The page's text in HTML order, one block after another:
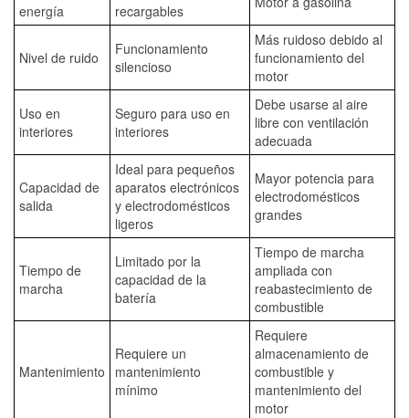
energía
recargables
Nivel de ruido
Funcionamiento
silencioso
Más ruidoso debido al
funcionamiento del
motor
Uso en
interiores
Seguro para uso en
interiores
Debe usarse al aire
libre con ventilación
adecuada
Capacidad de
salida
Ideal para pequeños
aparatos electrónicos
y electrodomésticos
ligeros
Mayor potencia para
electrodomésticos
grandes
Tiempo de
marcha
Limitado por la
capacidad de la
batería
Tiempo de marcha
ampliada con
reabastecimiento de
combustible
Mantenimiento
Requiere un
mantenimiento
mínimo
Requiere
almacenamiento de
combustible y
mantenimiento del
motor